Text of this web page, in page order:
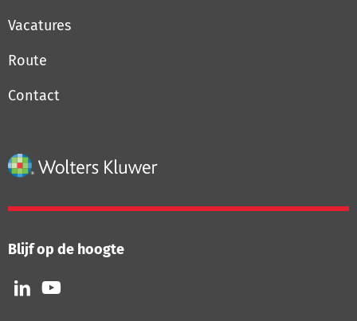
Vacatures
Route
Contact
Blijf op de hoogte
Volg
ons
Volg
ons